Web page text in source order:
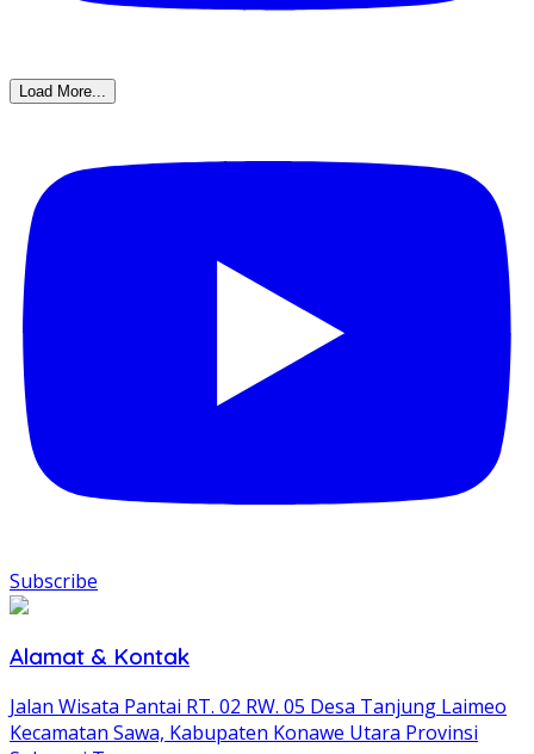
Load More...
Subscribe
Alamat & Kontak
Jalan Wisata Pantai RT. 02 RW. 05 Desa Tanjung Laimeo
Kecamatan Sawa, Kabupaten Konawe Utara Provinsi